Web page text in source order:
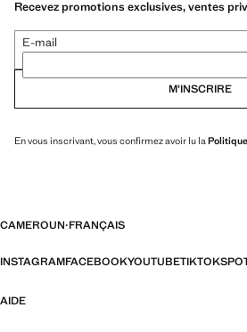
Recevez promotions exclusives, ventes
E-mail
M’INSCRIRE
En vous inscrivant, vous confirmez avoir lu la
CAMEROUN·FRANÇAIS
INSTAGRAMFACEBOOKYOUTUBETIKTOK
AIDE